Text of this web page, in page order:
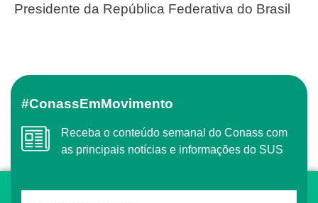
Presidente da República Federativa do Brasil
#ConassEmMovimento
Receba o conteúdo semanal do Conass com
as principais notícias e informações do SUS